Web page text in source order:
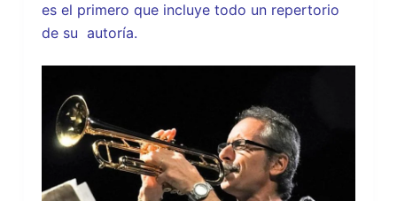
es el primero que incluye todo un repertorio
de su autoría.